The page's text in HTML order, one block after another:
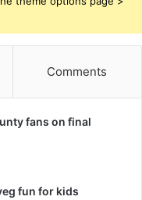
Comments
fans on final
fun for kids